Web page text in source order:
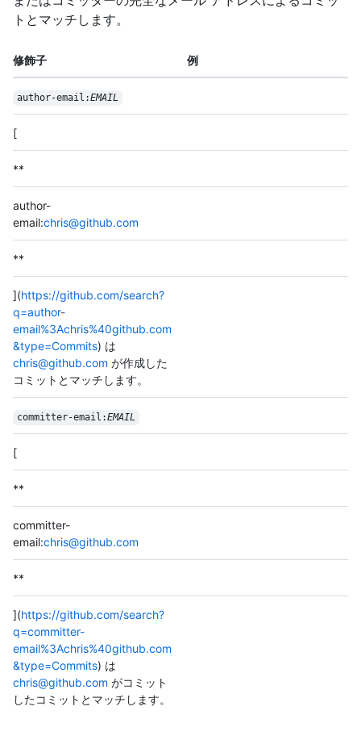
トとマッチします。
修飾子 例
author-email:EMAIL
[
**
author-
email:chris@github.com
**
](https://github.com/search?
q=author-
email%3Achris%40github.com
&type=Commits) は
chris@github.com が作成した
コミットとマッチします。
committer-email:EMAIL
[
**
committer-
email:chris@github.com
**
](https://github.com/search?
q=committer-
email%3Achris%40github.com
&type=Commits) は
chris@github.com がコミット
したコミットとマッチします。